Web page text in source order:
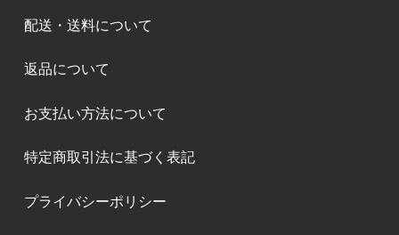
配送・送料について
返品について
お支払い方法について
特定商取引法に基づく表記
プライバシーポリシー